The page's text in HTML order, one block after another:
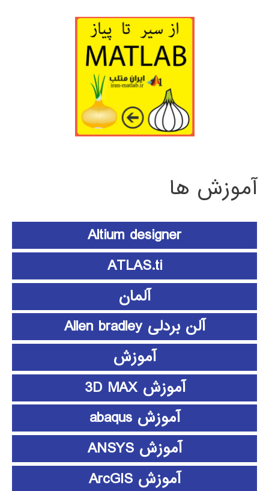
آموزش ها
Altium designer
ATLAS.ti
آلمان
آلن بردلی Allen bradley
آموزش
آموزش 3D MAX
آموزش abaqus
آموزش ANSYS
آموزش ArcGIS